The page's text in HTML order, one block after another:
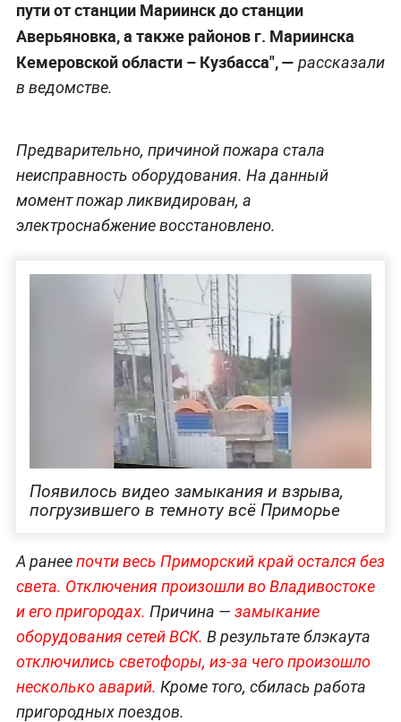
пути от станции Мариинск до станции
Аверьяновка, а также районов г. Мариинска
Кемеровской области – Кузбасса", — рассказали
в ведомстве.
Предварительно, причиной пожара стала
неисправность оборудования. На данный
момент пожар ликвидирован, а
электроснабжение восстановлено.
Появилось видео замыкания и взрыва,
погрузившего в темноту всё Приморье
А ранеепочти весь Приморский край остался без
света. Отключения произошли во Владивостоке
и его пригородах. Причина — замыкание
оборудования сетей ВСК. В результате блэкаута
отключились светофоры, из-за чего произошло
несколько аварий. Кроме того, сбилась работа
пригородных поездов.